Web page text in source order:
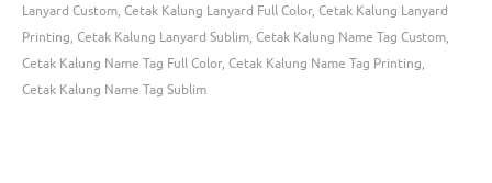
Lanyard Custom, Cetak Kalung Lanyard Full Color, Cetak Kalung Lanyard
Printing, Cetak Kalung Lanyard Sublim, Cetak Kalung Name Tag Custom,
Cetak Kalung Name Tag Full Color, Cetak Kalung Name Tag Printing,
Cetak Kalung Name Tag Sublim